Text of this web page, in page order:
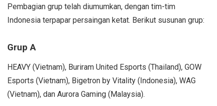
Pembagian grup telah diumumkan, dengan tim-tim
Indonesia terpapar persaingan ketat. Berikut susunan grup:
Grup A
HEAVY (Vietnam), Buriram United Esports (Thailand), GOW
Esports (Vietnam), Bigetron by Vitality (Indonesia), WAG
(Vietnam), dan Aurora Gaming (Malaysia).